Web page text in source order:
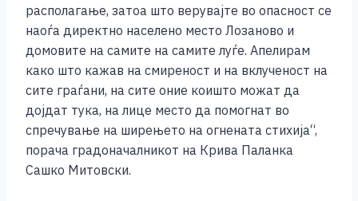
располагање, затоа што верувајте во опасност се
наоѓа директно населено место Лозаново и
домовите на самите на самите луѓе. Апелирам
како што кажав на смиреност и на вклученост на
сите граѓани, на сите оние коишто можат да
дојдат тука, на лице место да помогнат во
спречување на ширењето на огнената стихија“,
порача градоначалникот на Крива Паланка
Сашко Митовски.